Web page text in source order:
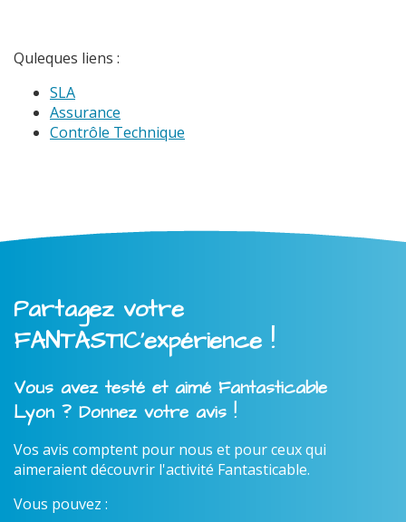
Quleques liens :
SLA
Assurance
Contrôle Technique
Partagez votre
FANTASTIC'expérience !
Vous avez testé et aimé Fantasticable
Lyon ? Donnez votre avis !
Vos avis comptent pour nous et pour ceux qui
aimeraient découvrir l'activité Fantasticable.
Vous pouvez :